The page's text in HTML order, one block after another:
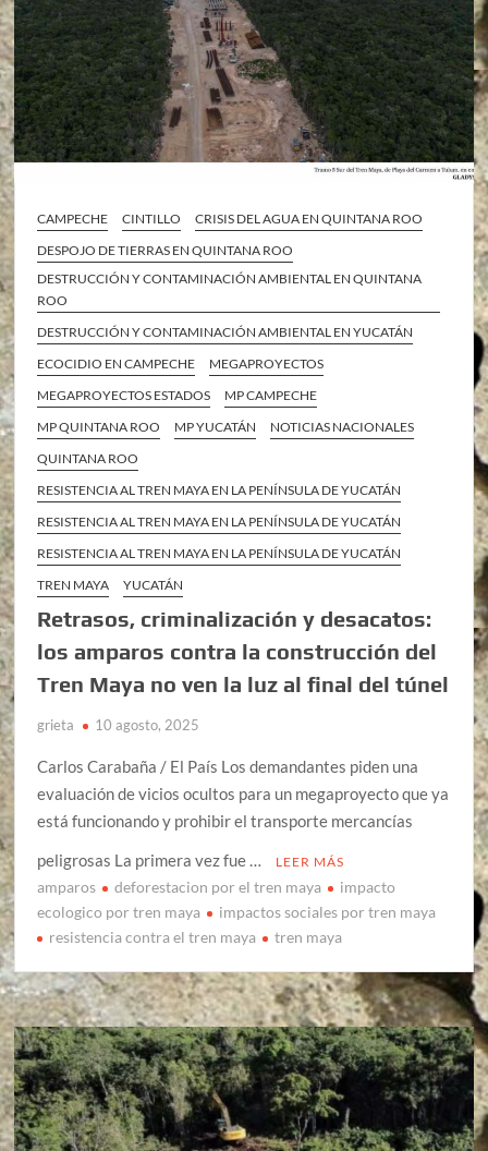
CAMPECHE CINTILLO
CRISIS DEL AGUA EN QUINTANA ROO
DESPOJO DE TIERRAS EN QUINTANA ROO
DESTRUCCIÓN Y CONTAMINACIÓN AMBIENTAL EN QUINTANA
ROO
DESTRUCCIÓN Y CONTAMINACIÓN AMBIENTAL EN YUCATÁN
ECOCIDIO EN CAMPECHE
MEGAPROYECTOS
MEGAPROYECTOS ESTADOS
MP CAMPECHE
MP QUINTANA ROO
MP YUCATÁN
NOTICIAS NACIONALES
QUINTANA ROO
RESISTENCIA AL TREN MAYA EN LA PENÍNSULA DE YUCATÁN
RESISTENCIA AL TREN MAYA EN LA PENÍNSULA DE YUCATÁN
RESISTENCIA AL TREN MAYA EN LA PENÍNSULA DE YUCATÁN
TREN MAYA
YUCATÁN
Retrasos, criminalización y desacatos:
los amparos contra la construcción del
Tren Maya no ven la luz al final del túnel
grieta 10 agosto, 2025
Carlos Carabaña / El País Los demandantes piden una
evaluación de vicios ocultos para un megaproyecto que ya
está funcionando y prohibir el transporte mercancías
peligrosas La primera vez fue …
LEER MÁS
amparos deforestacion por el tren maya
impacto
ecologico por tren maya
impactos sociales por tren maya
resistencia contra el tren maya
tren maya